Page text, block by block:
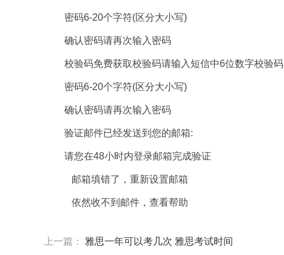
密码6-20个字符(区分大小写)
确认密码请再次输入密码
校验码免费获取校验码请输入短信中6位数字校验码
密码6-20个字符(区分大小写)
确认密码请再次输入密码
验证邮件已经发送到您的邮箱:
请您在48小时内登录邮箱完成验证
邮箱填错了，重新设置邮箱
依然收不到邮件，查看帮助
上一篇： 雅思一年可以考几次 雅思考试时间